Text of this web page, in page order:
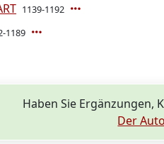
1139-1192
1189
Haben Sie Ergänzungen,
Der